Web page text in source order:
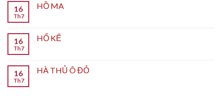
16
Th7
HỒ MA
16
Th7
HỔ KẾ
16
Th7
HÀ THỦ Ô ĐỎ